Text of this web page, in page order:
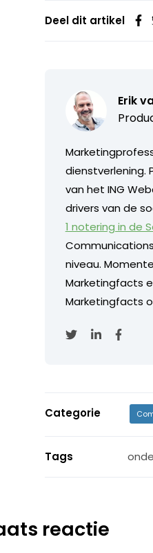
Deel dit artikel
Erik
dienstverlening.
van het ING
drivers van de
1 notering in de
niveau.
Marketingfacts
Marketingfacts
Categorie
Tags
reactie